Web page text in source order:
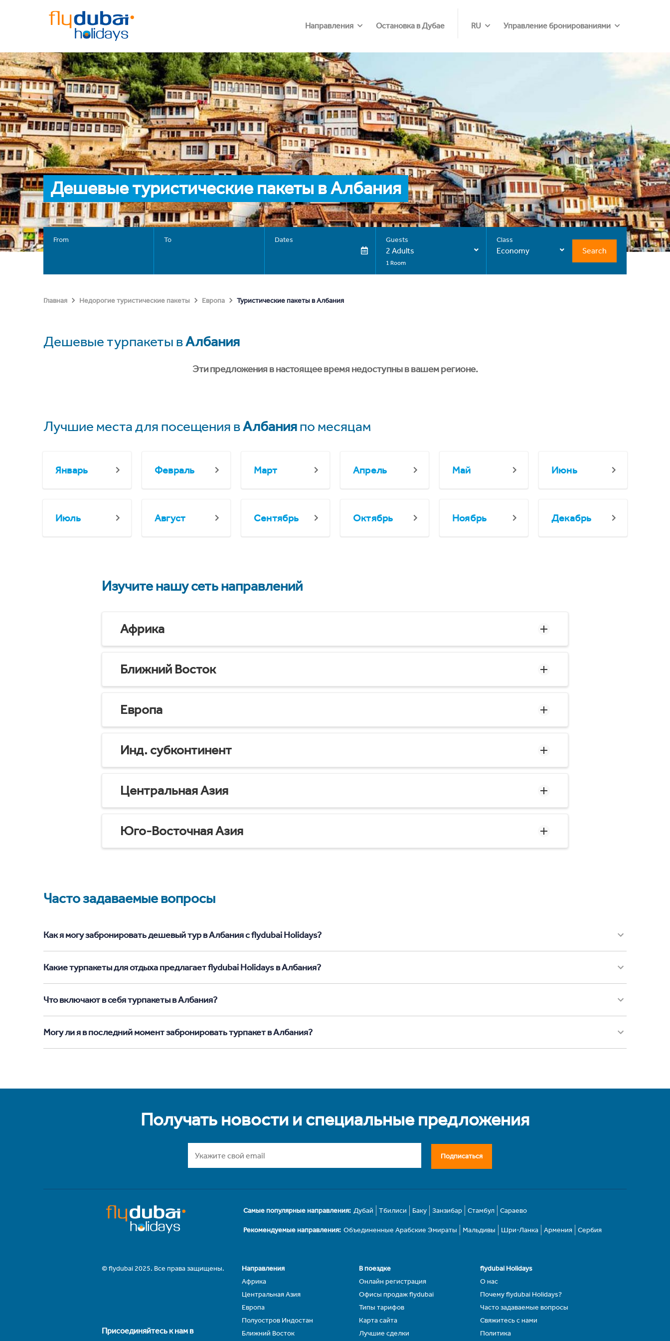
Направления Остановка в Дубае RU Управление бронированиями
Дешевые туристические пакеты в Албания
From To Dates Guests
2 Adults
1 Room
Class
Economy Search
Главная Недорогие туристические пакеты Европа Туристические пакеты в Албания
Дешевые турпакеты вАлбания
Эти предложения в настоящее время недоступны в вашем регионе.
Лучшие места для посещения вАлбанияпо месяцам
Январь Февраль Март Апрель Май Июнь
Июль Август Сентябрь Октябрь Ноябрь Декабрь
Изучите нашу сеть направлений
Африка
Ближний Восток
Европа
Инд. субконтинент
Центральная Азия
Юго-Восточная Азия
Часто задаваемые вопросы
Как я могу забронировать дешевый тур в Албания с flydubai Holidays?
Какие турпакеты для отдыха предлагает flydubai Holidays в Албания?
Что включают в себя турпакеты в Албания?
Могу ли я в последний момент забронировать турпакет в Албания?
Получать новости и специальные предложения
Подписаться
Самые популярные направления: Дубай Тбилиси Баку Занзибар Стамбул Сараево
Рекомендуемые направления: Объединенные Арабские Эмираты Мальдивы Шри-Ланка Армения Сербия
© flydubai 2025. Все права защищены.
Присоединяйтесь к нам в
Направления
Африка
Центральная Азия
Европа
Полуостров Индостан
Ближний Восток
В поездке
Онлайн регистрация
Офисы продаж flydubai
Типы тарифов
Карта сайта
Лучшие сделки
flydubai Holidays
О нас
Почему flydubai Holidays?
Часто задаваемые вопросы
Свяжитесь с нами
Политика